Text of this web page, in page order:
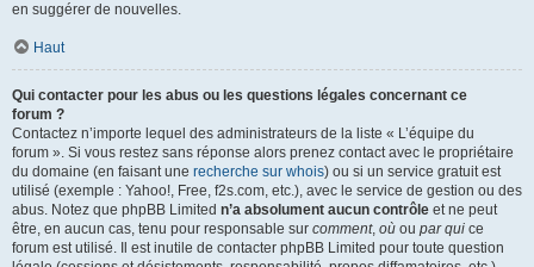
en suggérer de nouvelles.
Haut
Qui contacter pour les abus ou les questions légales concernant ce
forum ?
Contactez n’importe lequel des administrateurs de la liste « L’équipe du
forum ». Si vous restez sans réponse alors prenez contact avec le propriétaire
du domaine (en faisant une recherche sur whois) ou si un service gratuit est
utilisé (exemple : Yahoo!, Free, f2s.com, etc.), avec le service de gestion ou des
abus. Notez que phpBB Limited n’a absolument aucun contrôle et ne peut
être, en aucun cas, tenu pour responsable sur comment, où ou par qui ce
forum est utilisé. Il est inutile de contacter phpBB Limited pour toute question